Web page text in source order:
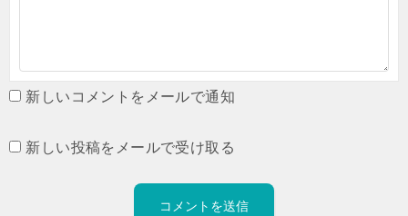
新しいコメントをメールで通知
新しい投稿をメールで受け取る